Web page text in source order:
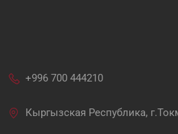
+996 700 444210
Кыргызская Республика,